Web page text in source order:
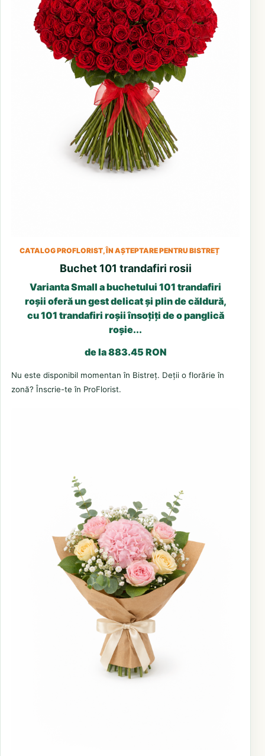
CATALOG PROFLORIST, ÎN AȘTEPTARE PENTRU BISTREȚ
Buchet 101 trandafiri rosii
Varianta Small a buchetului 101 trandafiri
roșii oferă un gest delicat și plin de căldură,
cu 101 trandafiri roșii însoțiți de o panglică
roșie...
de la 883.45 RON
Nu este disponibil momentan în Bistreț. Deții o florărie în
zonă? Înscrie-te în ProFlorist.